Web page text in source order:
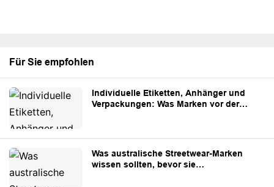
Für Sie empfohlen
Individuelle Etiketten, Anhänger und
Verpackungen: Was Marken vor der
Was australische Streetwear-Marken
wissen sollten, bevor sie